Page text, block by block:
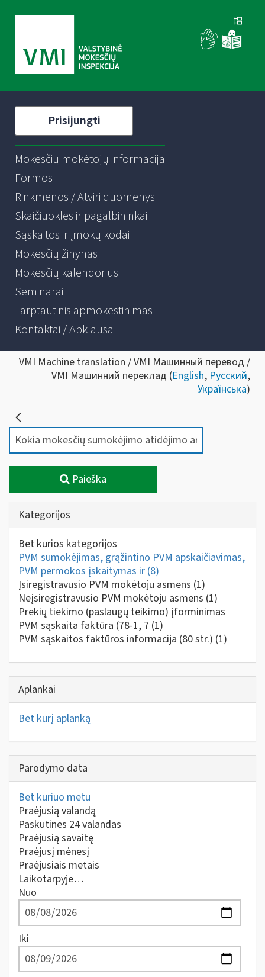
Prisijungti
Mokesčių mokėtojų informacija
Formos
Rinkmenos / Atviri duomenys
Skaičiuoklės ir pagalbininkai
Sąskaitos ir įmokų kodai
Mokesčių žinynas
Mokesčių kalendorius
Seminarai
Tarptautinis apmokestinimas
Kontaktai / Apklausa
VMI Machine translation / VMI Машинный перевод /
VMI Машинний переклад (English, Русский,
Українська)
Paieška
Kategorijos
Bet kurios kategorijos
PVM sumokėjimas, grąžintino PVM apskaičiavimas,
PVM permokos įskaitymas ir (8)
Įsiregistravusio PVM mokėtoju asmens (1)
Neįsiregistravusio PVM mokėtoju asmens (1)
Prekių tiekimo (paslaugų teikimo) įforminimas
PVM sąskaita faktūra (78-1, 7 (1)
PVM sąskaitos faktūros informacija (80 str.) (1)
Aplankai
Bet kurį aplanką
Parodymo data
Bet kuriuo metu
Praėjusią valandą
Paskutines 24 valandas
Praėjusią savaitę
Praėjusį mėnesį
Praėjusiais metais
Laikotarpyje…
Nuo
Iki